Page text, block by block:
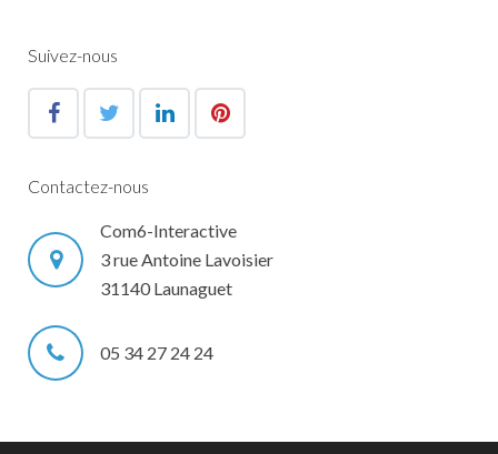
Suivez-nous
Contactez-nous
Com6-Interactive
3 rue Antoine Lavoisier
31140 Launaguet
05 34 27 24 24